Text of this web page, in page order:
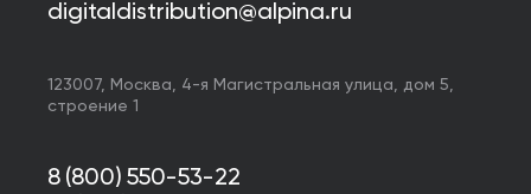
digitaldistribution@alpina.ru
123007, Москва, 4-я Магистральная улица, дом 5,
строение 1
8 (800) 550-53-22